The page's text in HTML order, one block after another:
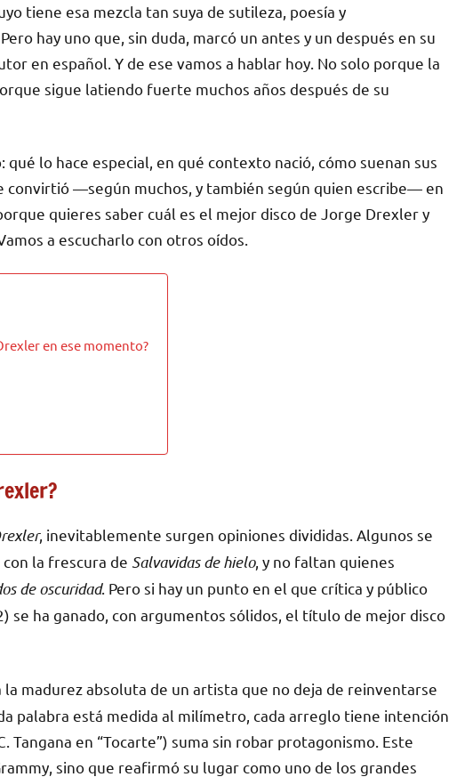
tiene esa mezcla tan suya de sutileza, poesía y
hay uno que, sin duda, marcó un antes y un después en su
en español. Y de ese vamos a hablar hoy. No solo porque la
sigue latiendo fuerte muchos años después de su
lo hace especial, en qué contexto nació, cómo suenan sus
convirtió —según muchos, y también según quien escribe— en
quieres saber cuál es el mejor disco de Jorge Drexler y
a escucharlo con otros oídos.
en ese momento?
, inevitablemente surgen opiniones divididas. Algunos se
la frescura de Salvavidas de hielo, y no faltan quienes
de oscuridad. Pero si hay un punto en el que crítica y público
se ha ganado, con argumentos sólidos, el título de mejor disco
la madurez absoluta de un artista que no deja de reinventarse
palabra está medida al milímetro, cada arreglo tiene intención,
Tangana en “Tocarte”) suma sin robar protagonismo. Este
sino que reafirmó su lugar como uno de los grandes